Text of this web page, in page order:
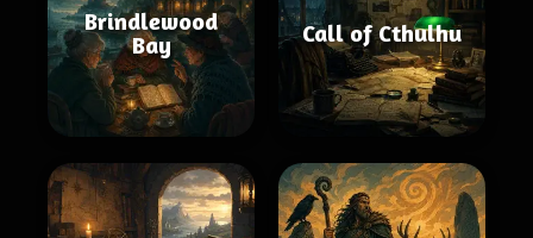
Brindlewood
Bay
Call of Cthulhu